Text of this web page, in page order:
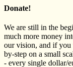
Donate!
We are still in the
much more money
our vision, and if you
by-step on a small
- every single dollar/